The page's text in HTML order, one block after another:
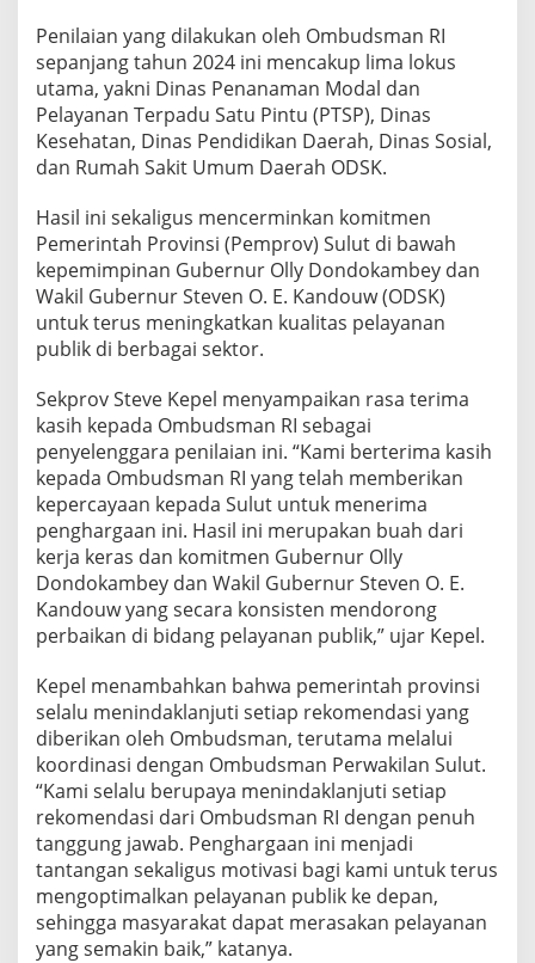
D
K
u
n
t
u
k
e
a
y
a
n
a
P
r
i
m
a
Penilaian yang dilakukan oleh Ombudsman RI
sepanjang tahun 2024 ini mencakup lima lokus
utama, yakni Dinas Penanaman Modal dan
Pelayanan Terpadu Satu Pintu (PTSP), Dinas
Kesehatan, Dinas Pendidikan Daerah, Dinas Sosial,
dan Rumah Sakit Umum Daerah ODSK.
Hasil ini sekaligus mencerminkan komitmen
Pemerintah Provinsi (Pemprov) Sulut di bawah
kepemimpinan Gubernur Olly Dondokambey dan
Wakil Gubernur Steven O. E. Kandouw (ODSK)
untuk terus meningkatkan kualitas pelayanan
publik di berbagai sektor.
Sekprov Steve Kepel menyampaikan rasa terima
kasih kepada Ombudsman RI sebagai
penyelenggara penilaian ini. “Kami berterima kasih
kepada Ombudsman RI yang telah memberikan
kepercayaan kepada Sulut untuk menerima
penghargaan ini. Hasil ini merupakan buah dari
kerja keras dan komitmen Gubernur Olly
Dondokambey dan Wakil Gubernur Steven O. E.
Kandouw yang secara konsisten mendorong
perbaikan di bidang pelayanan publik,” ujar Kepel.
Kepel menambahkan bahwa pemerintah provinsi
selalu menindaklanjuti setiap rekomendasi yang
diberikan oleh Ombudsman, terutama melalui
koordinasi dengan Ombudsman Perwakilan Sulut.
“Kami selalu berupaya menindaklanjuti setiap
rekomendasi dari Ombudsman RI dengan penuh
tanggung jawab. Penghargaan ini menjadi
tantangan sekaligus motivasi bagi kami untuk terus
mengoptimalkan pelayanan publik ke depan,
sehingga masyarakat dapat merasakan pelayanan
yang semakin baik,” katanya.